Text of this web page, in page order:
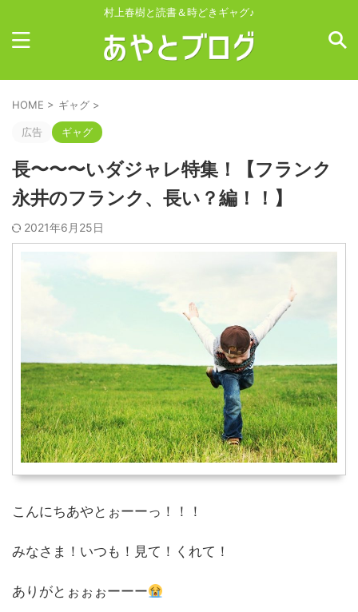
村上春樹と読書＆時どきギャグ♪
HOME > ギャグ >
広告 ギャグ
長〜〜〜いダジャレ特集！【フランク
永井のフランク、長い？編！！】
2021年6月25日
こんにちあやとぉーーっ！！！
みなさま！いつも！見て！くれて！
ありがとぉぉぉーーー